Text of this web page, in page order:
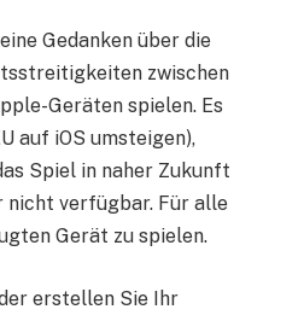
Gedanken über die
zwischen
Geräten spielen. Es
auf iOS umsteigen),
Spiel in naher Zukunft
nicht verfügbar. Für alle
Gerät zu spielen.
erstellen Sie Ihr